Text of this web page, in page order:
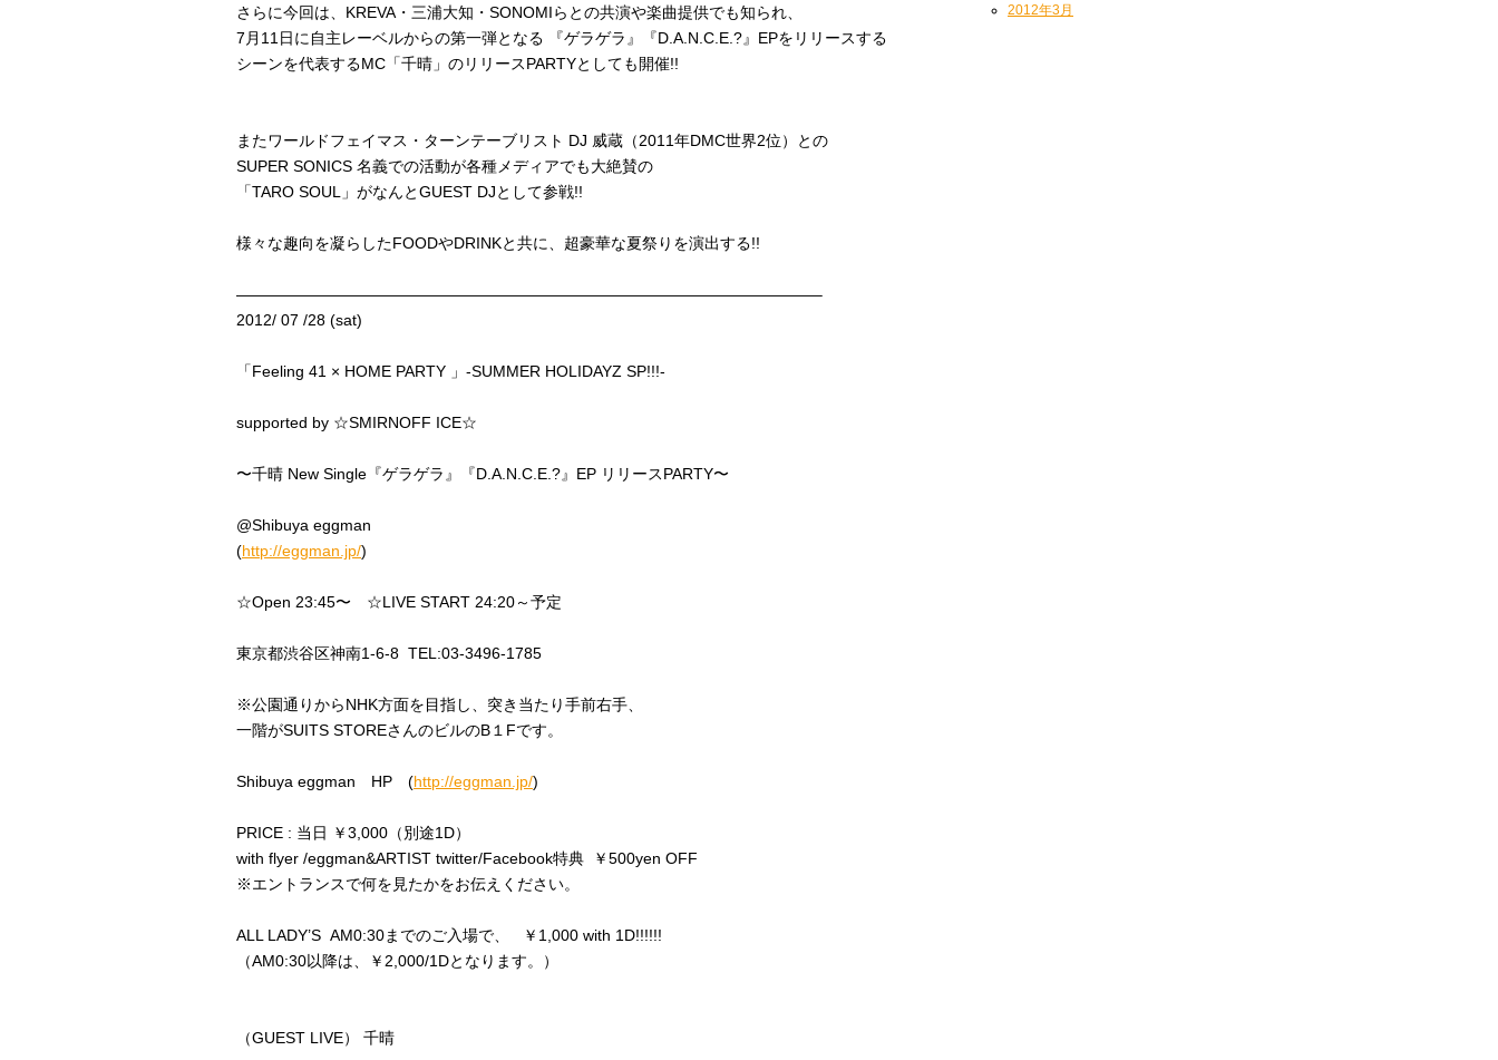
さらに今回は、KREVA・三浦大知・SONOMIらとの共演や楽曲提供でも知られ、
7月11日に自主レーベルからの第一弾となる 『ゲラゲラ』『D.A.N.C.E.?』EPをリリースする
シーンを代表するMC「千晴」のリリースPARTYとしても開催!!
またワールドフェイマス・ターンテーブリスト DJ 威蔵（2011年DMC世界2位）との
SUPER SONICS 名義での活動が各種メディアでも大絶賛の
「TARO SOUL」がなんとGUEST DJとして参戦!!
様々な趣向を凝らしたFOODやDRINKと共に、超豪華な夏祭りを演出する!!
—————————————————————————————————————–
2012/ 07 /28 (sat)
「Feeling 41 × HOME PARTY 」-SUMMER HOLIDAYZ SP!!!-
supported by ☆SMIRNOFF ICE☆
〜千晴 New Single『ゲラゲラ』『D.A.N.C.E.?』EP リリースPARTY〜
@Shibuya eggman
(http://eggman.jp/)
☆Open 23:45〜 ☆LIVE START 24:20～予定
東京都渋谷区神南1-6-8 TEL:03-3496-1785
※公園通りからNHK方面を目指し、突き当たり手前右手、
一階がSUITS STOREさんのビルのB１Fです。
Shibuya eggman HP (http://eggman.jp/)
PRICE : 当日 ￥3,000（別途1D）
with flyer /eggman&ARTIST twitter/Facebook特典 ￥500yen OFF
※エントランスで何を見たかをお伝えください。
ALL LADY’S AM0:30までのご入場で、 ￥1,000 with 1D!!!!!!
（AM0:30以降は、￥2,000/1Dとなります。）
（GUEST LIVE） 千晴
2012年3月